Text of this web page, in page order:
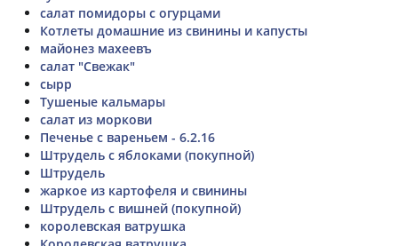
салат помидоры с огурцами
Котлеты домашние из свинины и капусты
майонез махеевъ
салат "Свежак"
сырр
Тушеные кальмары
салат из моркови
Печенье с вареньем - 6.2.16
Штрудель с яблоками (покупной)
Штрудель
жаркое из картофеля и свинины
Штрудель с вишней (покупной)
королевская ватрушка